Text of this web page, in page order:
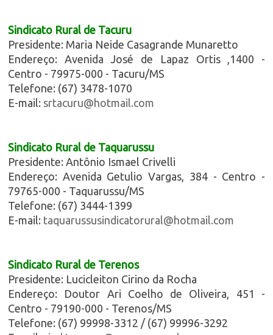
Sindicato Rural de Tacuru
Presidente: Maria Neide Casagrande Munaretto
Endereço: Avenida José de Lapaz Ortis ,1400 -
Centro - 79975-000 - Tacuru/MS
Telefone: (67) 3478-1070
E-mail: srtacuru@hotmail.com
Sindicato Rural de Taquarussu
Presidente: Antônio Ismael Crivelli
Endereço: Avenida Getulio Vargas, 384 - Centro -
79765-000 - Taquarussu/MS
Telefone: (67) 3444-1399
E-mail: taquarussusindicatorural@hotmail.com
Sindicato Rural de Terenos
Presidente: Lucicleiton Cirino da Rocha
Endereço: Doutor Ari Coelho de Oliveira, 451 -
Centro - 79190-000 - Terenos/MS
Telefone: (67) 99998-3312 / (67) 99996-3292